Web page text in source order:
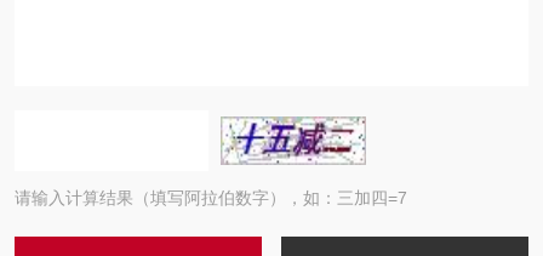
请输入计算结果（填写阿拉伯数字），如：三加四=7